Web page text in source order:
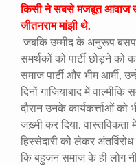
किसी ने सबसे मजबूत आवाज
जीतनराम मांझी थे.
जबकि उम्मीद के अनुरूप
समर्थकों को पार्टी छोड़ने को
समाज पार्टी और भीम आर्मी,
दिनों गाजियाबाद में
दौरान उनके कार्यकर्त्ताओं को
जख़्मी कर दिया.
हिस्सेदारी को लेकर
कि बहुजन समाज के ही लोग